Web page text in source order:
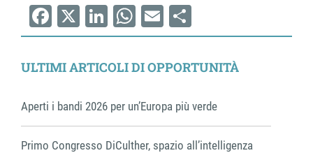
Facebook
X LinkedIn
WhatsApp
EmailShare
ULTIMI ARTICOLI DI OPPORTUNITÀ
Aperti i bandi 2026 per un’Europa più verde
Primo Congresso DiCulther, spazio all’intelligenza